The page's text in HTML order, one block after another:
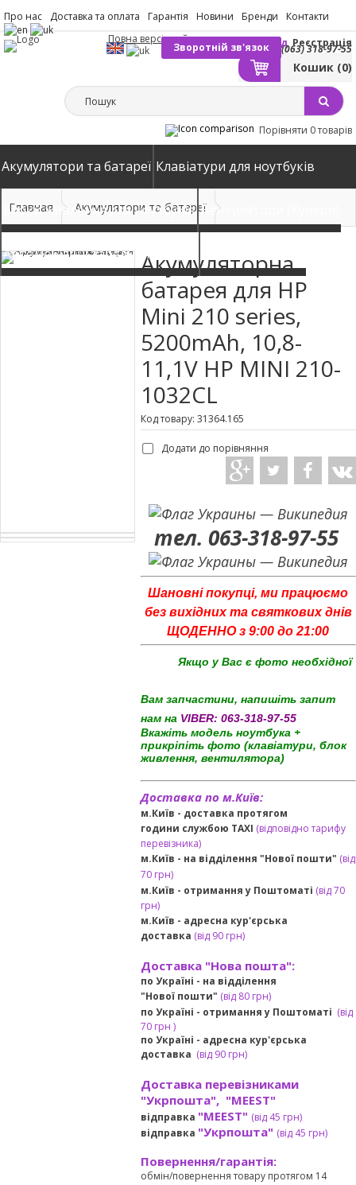
Про нас Доставка та оплата Гарантія Новини Бренди Контакти
(063) 318-97-55
Зворотній зв'язокВхід Реєстрація
Кошик (0)
Повна версія сайту
Порівняти 0 товарів
Акумулятори та батареї Клавіатури для ноутбуків
Блоки живлення для ноутбуків Вентилятори (Кулери)
Автомобільні зарядні пристрої
Главная Акумулятори та батареї
Акумуляторна
батарея для HP
Mini 210 series,
5200mAh, 10,8-
11,1V HP MINI 210-
1032CL
Код товару: 31364.165
Додати до порівняння
тел. 063-318-97-55
Шановні покупці, ми працюємо
без вихідних та святкових днів
ЩОДЕННО з 9:00 до 21:00
Якщо у Вас є фото необхідної
Вам запчастини, напишіть запит
нам на VIBER: 063-318-97-55
Вкажіть модель ноутбука +
прикріпіть фото (клавіатури, блок
живлення, вентилятора)
Доставка по м.Київ:
м.Київ - доставка протягом
години службою TAXI (відповідно тарифу
перевізника)
м.Київ - на відділення "Нової пошти" (від
70 грн)
м.Київ - отримання у Поштоматі (від 70
грн)
м.Київ - адресна кур'єрська
доставка (від90 грн)
Доставка "Нова пошта":
по Україні - на відділення
"Нової пошти" (від 80 грн)
по Україні - отримання у Поштоматі (від
70 грн )
по Україні - адресна кур'єрська
доставка (від90 грн)
Доставка перевізниками
"Укрпошта", "MEEST"
відправка "MEEST" (від 45 грн)
відправка "Укрпошта" (від 45 грн)
Повернення/гарантія:
обмін/повернення товару протягом 14